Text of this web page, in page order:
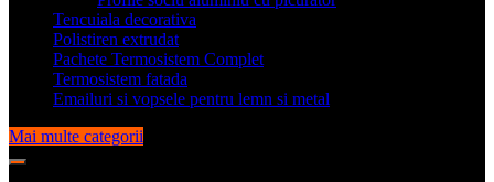
Tencuiala decorativa
Polistiren extrudat
Pachete Termosistem Complet
Termosistem fatada
Emailuri si vopsele pentru lemn si metal
Mai multe categorii